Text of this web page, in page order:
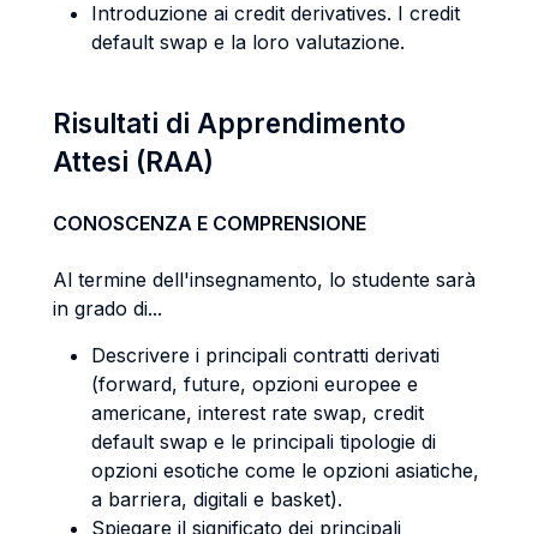
Introduzione ai credit derivatives. I credit
default swap e la loro valutazione.
Risultati di Apprendimento
Attesi (RAA)
CONOSCENZA E COMPRENSIONE
Al termine dell'insegnamento, lo studente sarà
in grado di...
Descrivere i principali contratti derivati
(forward, future, opzioni europee e
americane, interest rate swap, credit
default swap e le principali tipologie di
opzioni esotiche come le opzioni asiatiche,
a barriera, digitali e basket).
Spiegare il significato dei principali